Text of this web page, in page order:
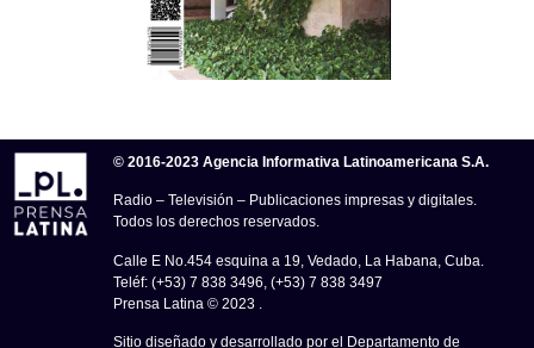
© 2016-2023 Agencia Informativa Latinoamericana S.A.
Radio – Televisión – Publicaciones impresas y digitales.
Todos los derechos reservados.
Calle E No.454 esquina a 19, Vedado, La Habana, Cuba.
Teléf: (+53) 7 838 3496, (+53) 7 838 3497
Prensa Latina © 2023 .
Sitio diseñado y desarrollado por el Departamento de